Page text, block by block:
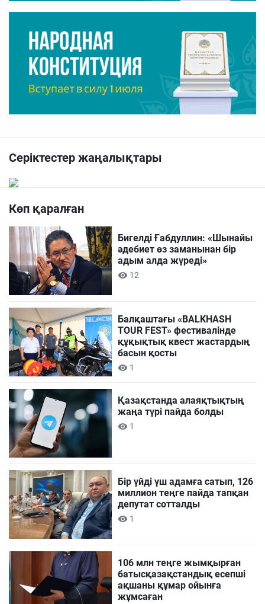
Серіктестер жаңалықтары
Көп қаралған
Бигелді Ғабдуллин: «Шынайы
әдебиет өз заманынан бір
адым алда жүреді»
12
Балқаштағы «BALKHASH
TOUR FEST» фестивалінде
құқықтық квест жастардың
басын қосты
1
Қазақстанда алаяқтықтың
жаңа түрі пайда болды
1
Бір үйді үш адамға сатып, 126
миллион теңге пайда тапқан
депутат сотталды
1
106 млн теңге жымқырған
батысқазақстандық есепші
ақшаны құмар ойынға
жұмсаған